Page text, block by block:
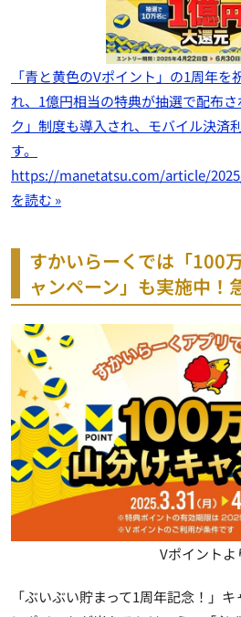
「青と黄色のVポイント」の1周年
れ、1億円相当の特典が抽選で配布
ク」制度も導入され、モバイル決済
す。
https://manetatsu.com/article/
を読む »
すかいらーくでは「100
ャンペーン」も実施中！
Vポイントよ
「ぶいぶい貯まって1周年記念！」